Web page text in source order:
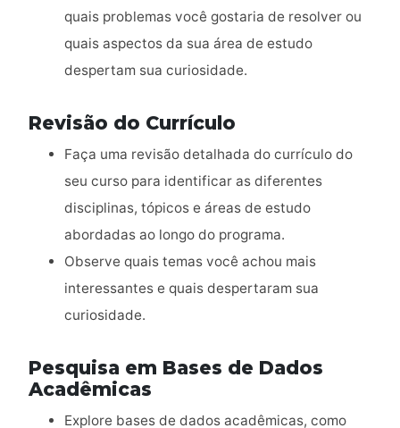
quais problemas você gostaria de resolver ou
quais aspectos da sua área de estudo
despertam sua curiosidade.
Revisão do Currículo
Faça uma revisão detalhada do currículo do
seu curso para identificar as diferentes
disciplinas, tópicos e áreas de estudo
abordadas ao longo do programa.
Observe quais temas você achou mais
interessantes e quais despertaram sua
curiosidade.
Pesquisa em Bases de Dados
Acadêmicas
Explore bases de dados acadêmicas, como